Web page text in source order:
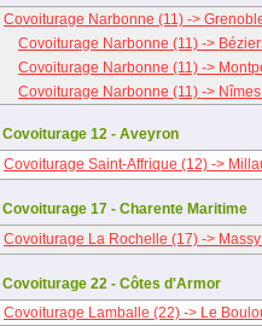
Covoiturage Narbonne (11) ->
Covoiturage Narbonne (11) ->
Covoiturage Narbonne (11) ->
Covoiturage Narbonne (11) ->
Covoiturage 12 - Aveyron
Covoiturage Saint-Affrique (12) ->
Covoiturage 17 - Charente Maritime
Covoiturage La Rochelle (17) ->
Covoiturage 22 - Côtes d'Armor
Covoiturage Lamballe (22) -> Le